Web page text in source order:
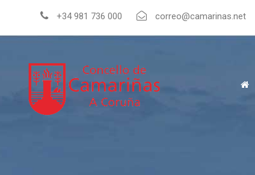
+34 981 736 000 correo@camarinas.net